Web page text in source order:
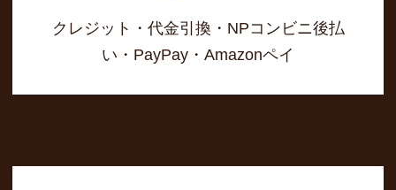
クレジット・代金引換・NPコンビニ後払
い・PayPay・Amazonペイ